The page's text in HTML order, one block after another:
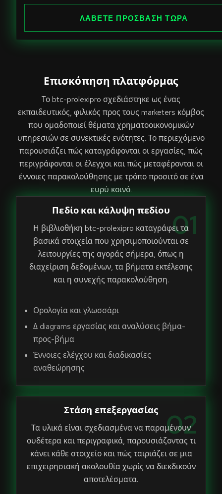
e
S
t
+
1
ΛΑΒΕΤΕ ΠΡΟΣΒΑΣΗ ΤΩΡΑ
Επισκόπηση πλατφόρμας
Το btc-prolexipro σχεδιάστηκε ως ένας
εκπαιδευτικός, φιλικός προς τους marketers κόμβος
που ομαδοποιεί θέματα χρηματοοικονομικών
υπηρεσιών σε συνεκτικές ενότητες. Το περιεχόμενο
παρουσιάζει πώς καταγράφονται οι εργασίες, πώς
περιγράφονται οι έλεγχοι και πώς μεταφέρονται οι
έννοιες παρακολούθησης με τρόπο προσιτό σε ένα
ευρύ κοινό.
01
Πεδίο και κάλυψη πεδίου
Η βιβλιοθήκη btc-prolexipro καταγράφει τα
βασικά στοιχεία που χρησιμοποιούνται σε
λειτουργίες της αγοράς σήμερα, όπως η
διαχείριση δεδομένων, τα βήματα εκτέλεσης
και η συνεχής παρακολούθηση.
Ορολογία και γλωσσάρι
Δ diagrams εργασίας και αναλύσεις βήμα-
προς-βήμα
Έννοιες ελέγχου και διαδικασίες
αναθεώρησης
02
Στάση επεξεργασίας
Τα υλικά είναι σχεδιασμένα να παραμένουν
ουδέτερα και περιγραφικά, παρουσιάζοντας τι
κάνει κάθε στοιχείο και πώς ταιριάζει σε μια
επιχειρησιακή ακολουθία χωρίς να διεκδικούν
αποτελέσματα.